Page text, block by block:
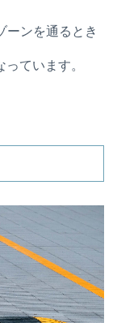
ーンを通るとき
ています。